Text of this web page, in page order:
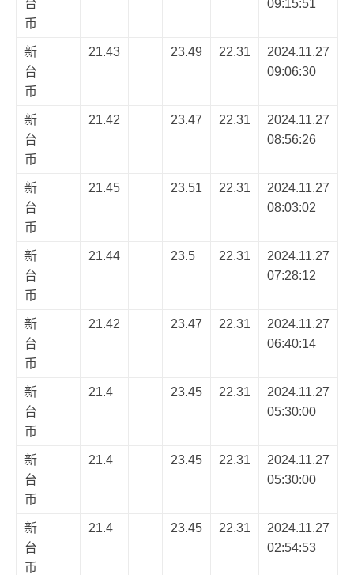
台
币
09:15:51
新
台
币
21.43 23.49 22.31
2024.11.27
09:06:30
新
台
币
21.42 23.47 22.31
2024.11.27
08:56:26
新
台
币
21.45 23.51 22.31
2024.11.27
08:03:02
新
台
币
21.44 23.5 22.31
2024.11.27
07:28:12
新
台
币
21.42 23.47 22.31
2024.11.27
06:40:14
新
台
币
21.4 23.45 22.31
2024.11.27
05:30:00
新
台
币
21.4 23.45 22.31
2024.11.27
05:30:00
新
台
币
21.4 23.45 22.31
2024.11.27
02:54:53